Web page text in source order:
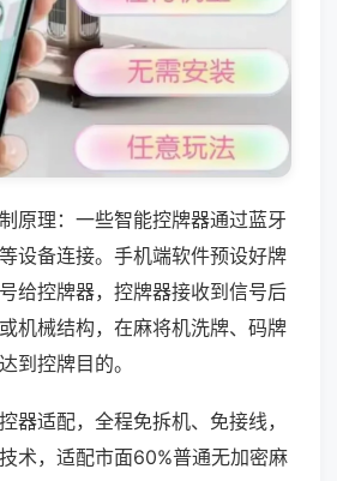
原理：一些智能控牌器通过蓝牙
设备连接。手机端软件预设好牌
给控牌器，控牌器接收到信号后
机械结构，在麻将机洗牌、码牌
到控牌目的。
器适配，全程免拆机、免接线，
术，适配市面60%普通无加密麻